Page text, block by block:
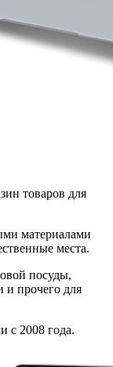
товаров для
материалами
места.
посуды,
и прочего для
с 2008 года.